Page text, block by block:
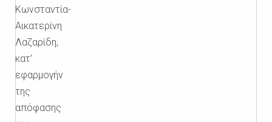
Κωνσταντία-
Αικατερίνη
Λαζαρίδη,
κατ’
εφαρμογήν
της
απόφασης